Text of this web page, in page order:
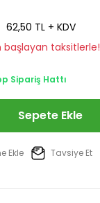
62,50 TL + KDV
başlayan taksitlerle!
Sipariş Hattı
Sepete Ekle
Tavsiye Et